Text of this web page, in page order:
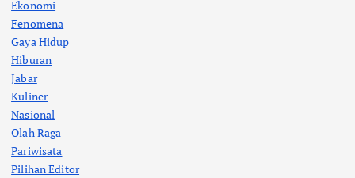
Ekonomi
Fenomena
Gaya Hidup
Hiburan
Jabar
Kuliner
Nasional
Olah Raga
Pariwisata
Pilihan Editor